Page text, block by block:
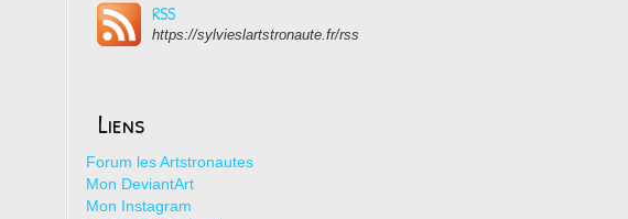
RSS
https://sylvieslartstronaute.fr/rss
Liens
Forum les Artstronautes
Mon DeviantArt
Mon Instagram